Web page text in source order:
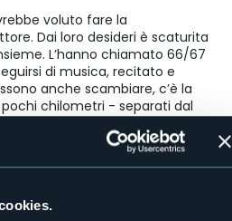
voluto fare la
Dai loro desideri è scaturita
L’hanno chiamato 66/67
di musica, recitato e
anche scambiare, c’è la
chilometri - separati dal
di distanza. Cresciuti con gli
sono entrambi convinti che
poesie. “Poesie spesso
per la maggior parte in inglese
spiegare il testo di una